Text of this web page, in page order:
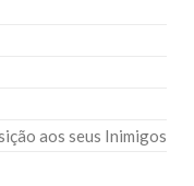
aos seus Inimigos